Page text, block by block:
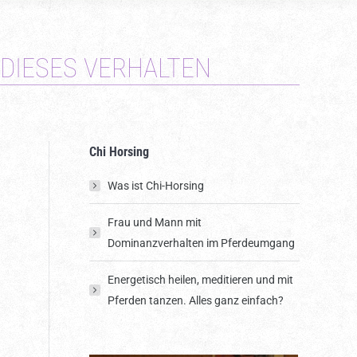
VERHALTEN
Chi Horsing
Was ist Chi-Horsing
Frau und Mann mit
Dominanzverhalten im Pferdeumgang
Energetisch heilen, meditieren und mit
Pferden tanzen. Alles ganz einfach?